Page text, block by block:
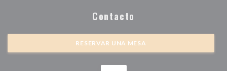
Contacto
RESERVAR UNA MESA